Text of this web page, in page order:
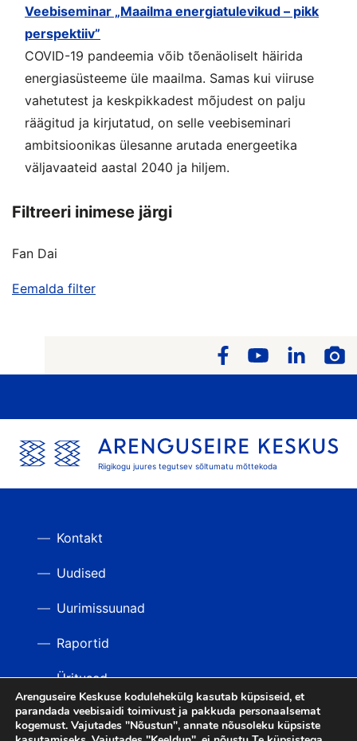
Veebiseminar „Maailma energiatulevikud – pikk
perspektiiv”
COVID-19 pandeemia võib tõenäoliselt häirida
energiasüsteeme üle maailma. Samas kui viiruse
vahetutest ja keskpikkadest mõjudest on palju
räägitud ja kirjutatud, on selle veebiseminari
ambitsioonikas ülesanne arutada energeetika
väljavaateid aastal 2040 ja hiljem.
Filtreeri inimese järgi
Fan Dai
Eemalda filter
Riigikogu juures tegutsev sõltumatu mõttekoda
TAGASI ÜLES
Kontakt
Uudised
Uurimissuunad
Raportid
Üritused
Videod
Arenguseire Keskuse kodulehekülg kasutab küpsiseid, et
parandada veebisaidi toimivust ja pakkuda personaalsemat
kogemust. Vajutades "Nõustun", annate nõusoleku küpsiste